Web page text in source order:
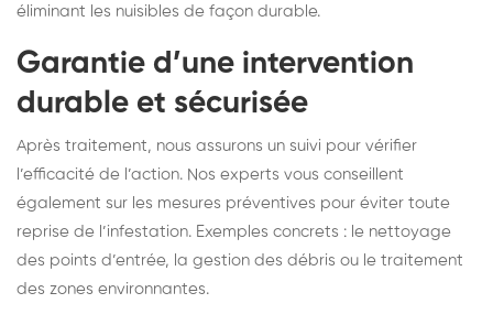
éliminant les nuisibles de façon durable.
Garantie d’une intervention
durable et sécurisée
Après traitement, nous assurons un suivi pour vérifier
l’efficacité de l’action. Nos experts vous conseillent
également sur les mesures préventives pour éviter toute
reprise de l’infestation. Exemples concrets : le nettoyage
des points d’entrée, la gestion des débris ou le traitement
des zones environnantes.